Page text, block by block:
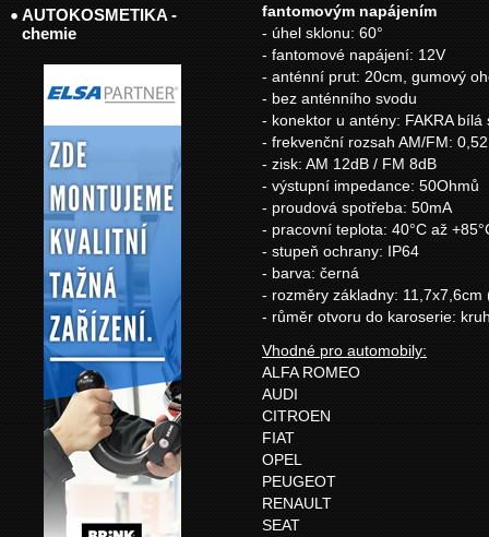
fantomovým napájením
- úhel sklonu: 60°
- fantomové napájení: 12V
- anténní prut: 20cm, gumový
- bez anténního svodu
- konektor u antény: FAKRA
- frekvenční rozsah AM/FM:
- zisk: AM 12dB / FM 8dB
- výstupní impedance: 50Ohmů
- proudová spotřeba: 50mA
- pracovní teplota: 40°C až
- stupeň ochrany: IP64
- barva: černá
- rozměry základny: 11,7x7,6cm
- růměr otvoru do karoserie:
Vhodné pro automobily:
ALFA ROMEO
AUDI
CITROEN
FIAT
OPEL
PEUGEOT
RENAULT
SEAT
AUTOKOSMETIKA -
chemie